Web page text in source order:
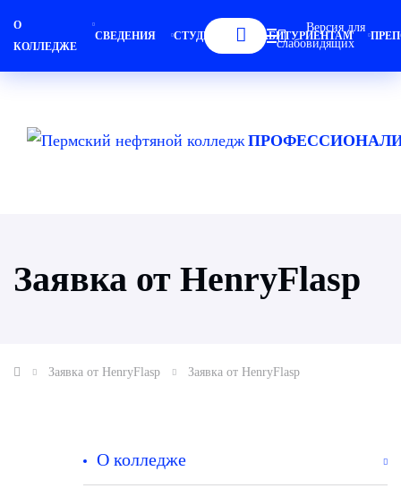
О
КОЛЛЕДЖЕ
СВЕДЕНИЯ СТУДЕНТАМ АБИТУРИЕНТАМ
Версия для
слабовидящих
Заявка от HenryFlasp
Заявка от HenryFlasp Заявка от HenryFlasp
О колледже